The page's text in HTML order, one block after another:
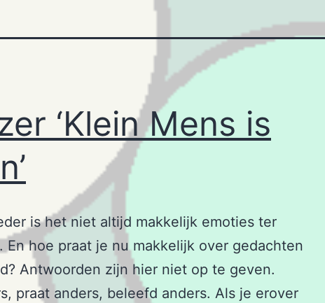
‘Klein Mens is
is het niet altijd makkelijk emoties ter
En hoe praat je nu makkelijk over gedachten
Antwoorden zijn hier niet op te geven.
praat anders, beleefd anders. Als je erover